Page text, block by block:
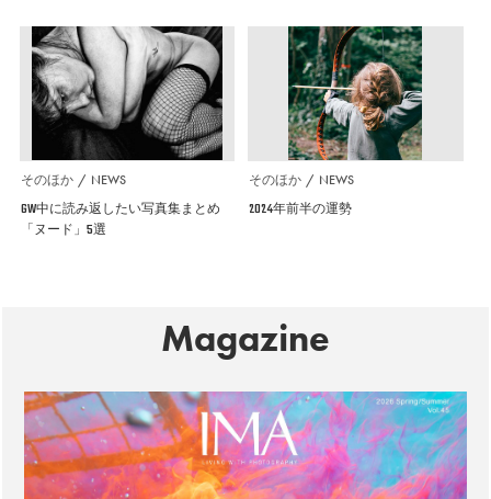
そのほか NEWS
GW中に読み返したい写真集まとめ
「ヌード」5選
そのほか NEWS
2024年前半の運勢
Magazine